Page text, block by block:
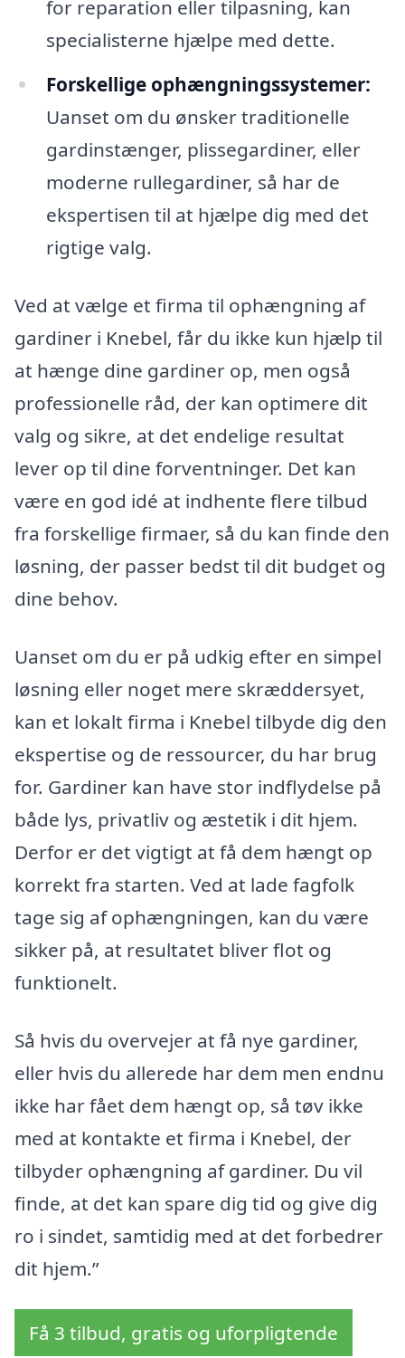
for reparation eller tilpasning, kan
specialisterne hjælpe med dette.
Forskellige ophængningssystemer:
Uanset om du ønsker traditionelle
gardinstænger, plissegardiner, eller
moderne rullegardiner, så har de
ekspertisen til at hjælpe dig med det
rigtige valg.
Ved at vælge et firma til ophængning af
gardiner i Knebel, får du ikke kun hjælp til
at hænge dine gardiner op, men også
professionelle råd, der kan optimere dit
valg og sikre, at det endelige resultat
lever op til dine forventninger. Det kan
være en god idé at indhente flere tilbud
fra forskellige firmaer, så du kan finde den
løsning, der passer bedst til dit budget og
dine behov.
Uanset om du er på udkig efter en simpel
løsning eller noget mere skræddersyet,
kan et lokalt firma i Knebel tilbyde dig den
ekspertise og de ressourcer, du har brug
for. Gardiner kan have stor indflydelse på
både lys, privatliv og æstetik i dit hjem.
Derfor er det vigtigt at få dem hængt op
korrekt fra starten. Ved at lade fagfolk
tage sig af ophængningen, kan du være
sikker på, at resultatet bliver flot og
funktionelt.
Så hvis du overvejer at få nye gardiner,
eller hvis du allerede har dem men endnu
ikke har fået dem hængt op, så tøv ikke
med at kontakte et firma i Knebel, der
tilbyder ophængning af gardiner. Du vil
finde, at det kan spare dig tid og give dig
ro i sindet, samtidig med at det forbedrer
dit hjem.”
Få 3 tilbud, gratis og uforpligtende